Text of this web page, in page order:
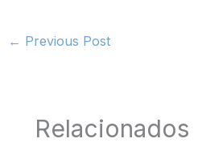
← Previous Post
Relacionados